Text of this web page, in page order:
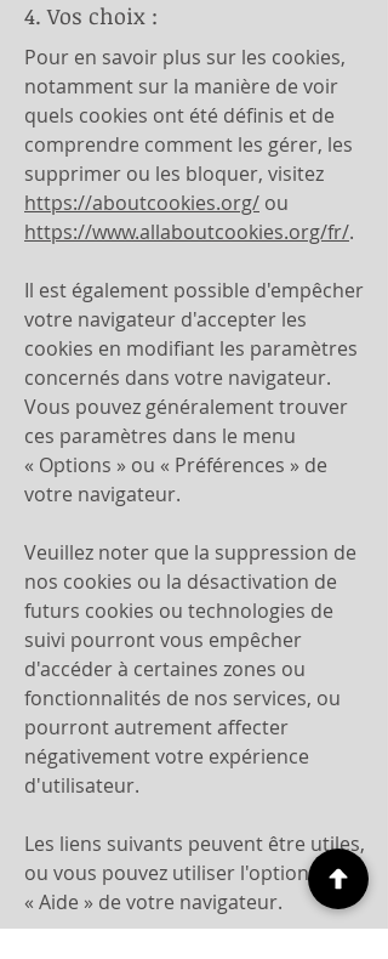
4. Vos choix :
Pour en savoir plus sur les cookies,
notamment sur la manière de voir
quels cookies ont été définis et de
comprendre comment les gérer, les
supprimer ou les bloquer, visitez
https://aboutcookies.org/ ou
https://www.allaboutcookies.org/fr/.
Il est également possible d'empêcher
votre navigateur d'accepter les
cookies en modifiant les paramètres
concernés dans votre navigateur.
Vous pouvez généralement trouver
ces paramètres dans le menu
« Options » ou « Préférences » de
votre navigateur.
Veuillez noter que la suppression de
nos cookies ou la désactivation de
futurs cookies ou technologies de
suivi pourront vous empêcher
d'accéder à certaines zones ou
fonctionnalités de nos services, ou
pourront autrement affecter
négativement votre expérience
d'utilisateur.
Les liens suivants peuvent être utiles,
ou vous pouvez utiliser l'option
« Aide » de votre navigateur.